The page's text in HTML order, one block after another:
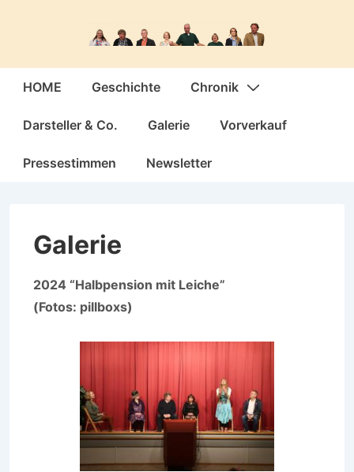
Hauptnavigation
HOME Geschichte Chronik
Darsteller & Co. Galerie Vorverkauf
Pressestimmen Newsletter
Galerie
2024 “Halbpension mit Leiche”
(Fotos: pillboxs)